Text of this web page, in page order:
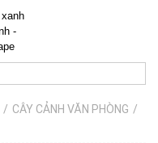
/ CÂY CẢNH VĂN PHÒNG /